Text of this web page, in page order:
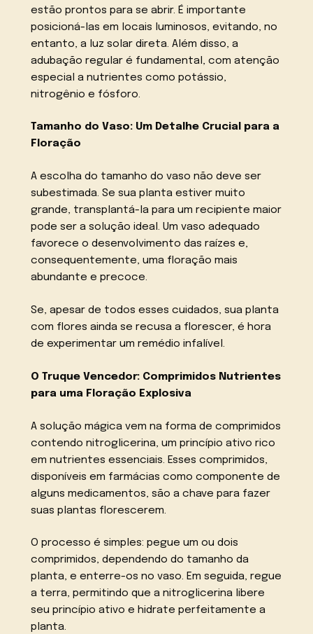
estão prontos para se abrir. É importante
posicioná-las em locais luminosos, evitando, no
entanto, a luz solar direta. Além disso, a
adubação regular é fundamental, com atenção
especial a nutrientes como potássio,
nitrogênio e fósforo.
Tamanho do Vaso: Um Detalhe Crucial para a
Floração
A escolha do tamanho do vaso não deve ser
subestimada. Se sua planta estiver muito
grande, transplantá-la para um recipiente maior
pode ser a solução ideal. Um vaso adequado
favorece o desenvolvimento das raízes e,
consequentemente, uma floração mais
abundante e precoce.
Se, apesar de todos esses cuidados, sua planta
com flores ainda se recusa a florescer, é hora
de experimentar um remédio infalível.
O Truque Vencedor: Comprimidos Nutrientes
para uma Floração Explosiva
A solução mágica vem na forma de comprimidos
contendo nitroglicerina, um princípio ativo rico
em nutrientes essenciais. Esses comprimidos,
disponíveis em farmácias como componente de
alguns medicamentos, são a chave para fazer
suas plantas florescerem.
O processo é simples: pegue um ou dois
comprimidos, dependendo do tamanho da
planta, e enterre-os no vaso. Em seguida, regue
a terra, permitindo que a nitroglicerina libere
seu princípio ativo e hidrate perfeitamente a
planta.